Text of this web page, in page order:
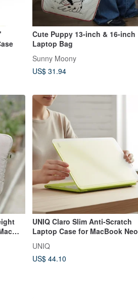
Cute Puppy 13-inch & 16-inch
Laptop Bag
Sunny Moony
US$ 31.94
14
UNIQ Claro Slim Anti-Scratch
Laptop Case for MacBook Neo
(A18 Pro) 2026
UNIQ
US$ 44.10